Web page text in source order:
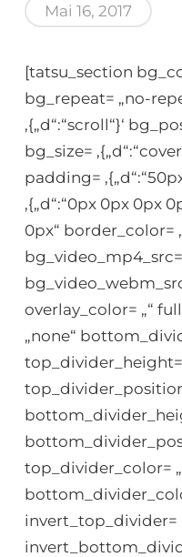
Mai 16, 2017
[tatsu_section
bg_repeat= „no-
‚{„d“:“scroll“}‘
bg_size=
padding=
‚{„d“:“0px 0px 0px
0px“ border_color=
bg_video_mp4_src=
overlay_color= „“
„none“
top_divider_height=
top_divider_color=
invert_top_divider=